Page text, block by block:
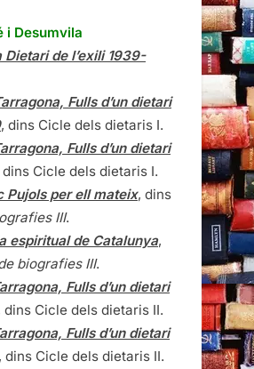
i Desumvila
Dietari de l’exili 1939-
Fulls d’un dietari
, dins Cicle dels dietaris I.
Fulls d’un dietari
dins Cicle dels dietaris I.
Pujols per ell mateix, dins
III.
espiritual de Catalunya,
biografies III.
Fulls d’un dietari
dins Cicle dels dietaris II.
Fulls d’un dietari
dins Cicle dels dietaris II.